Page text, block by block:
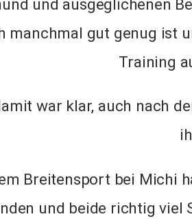
und ausgeglichenen
manchmal gut genug ist
Training
war klar, auch nach
Breitensport bei Michi
und beide richtig viel